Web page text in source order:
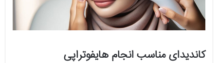
کاندیدای مناسب انجام هایفوتراپی